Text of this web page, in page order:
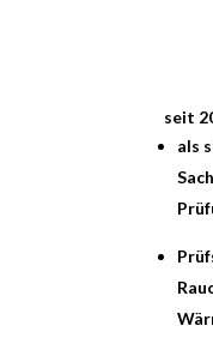
seit
als